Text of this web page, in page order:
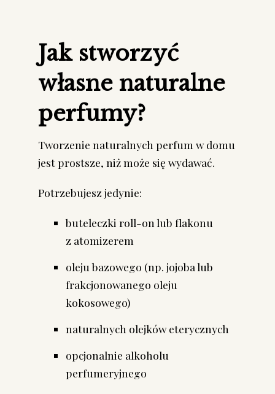
Jak stworzyć
własne naturalne
perfumy?
Tworzenie naturalnych perfum w domu
jest prostsze, niż może się wydawać.
Potrzebujesz jedynie:
buteleczki roll-on lub flakonu
z atomizerem
oleju bazowego (np. jojoba lub
frakcjonowanego oleju
kokosowego)
naturalnych olejków eterycznych
opcjonalnie alkoholu
perfumeryjnego